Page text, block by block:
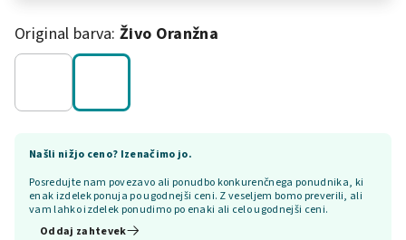
Original barva:Živo Oranžna
Našli nižjo ceno? Izenačimo jo.
Posredujte nam povezavo ali ponudbo konkurenčnega ponudnika, ki
enak izdelek ponuja po ugodnejši ceni. Z veseljem bomo preverili, ali
vam lahko izdelek ponudimo po enaki ali celo ugodnejši ceni.
Oddaj zahtevek